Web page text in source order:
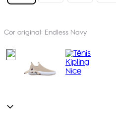
Cor original: Endless Navy